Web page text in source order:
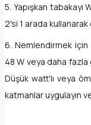
5. Yapışkan tabakayı
2'si 1 arada kullanarak
6. Nemlendirmek için
48 W veya daha fazla
Düşük watt'lı veya
katmanlar uygulayın